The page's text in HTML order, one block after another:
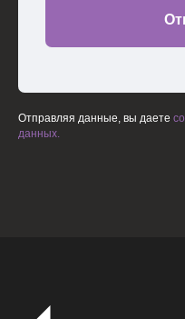
Отправляя данные, вы даете
данных.